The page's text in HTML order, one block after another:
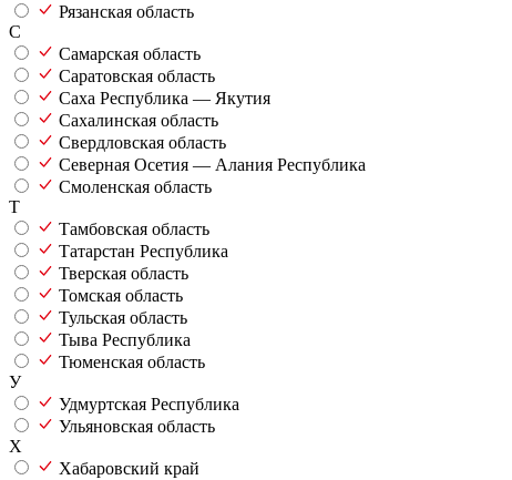
Рязанская область
С
Самарская область
Саратовская область
Саха Республика — Якутия
Сахалинская область
Свердловская область
Северная Осетия — Алания Республика
Смоленская область
Т
Тамбовская область
Татарстан Республика
Тверская область
Томская область
Тульская область
Тыва Республика
Тюменская область
У
Удмуртская Республика
Ульяновская область
Х
Хабаровский край